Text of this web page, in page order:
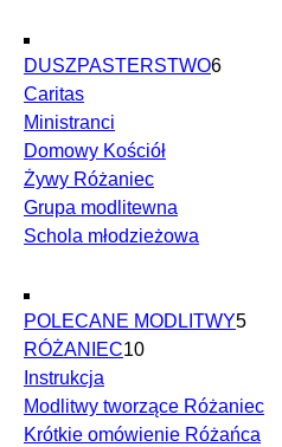
DUSZPASTERSTWO6
Caritas
Ministranci
Domowy Kościół
Żywy Różaniec
Grupa modlitewna
Schola młodzieżowa
POLECANE MODLITWY5
RÓŻANIEC10
Instrukcja
Modlitwy tworzące Różaniec
Krótkie omówienie Różańca